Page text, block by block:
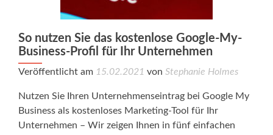
So nutzen Sie das kostenlose Google-My-
Business-Profil für Ihr Unternehmen
Veröffentlicht am 15.02.2021 von Stephanie Holmes
Nutzen Sie Ihren Unternehmenseintrag bei Google My
Business als kostenloses Marketing-Tool für Ihr
Unternehmen – Wir zeigen Ihnen in fünf einfachen